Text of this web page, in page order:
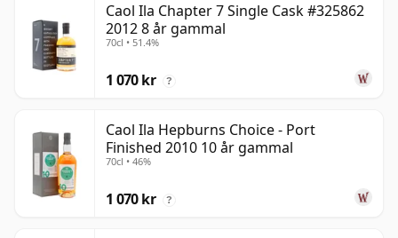
Caol Ila Chapter 7 Single Cask #325862
2012 8 år gammal
70cl • 51.4%
1 070 kr ?
Caol Ila Hepburns Choice - Port
Finished 2010 10 år gammal
70cl • 46%
1 070 kr ?